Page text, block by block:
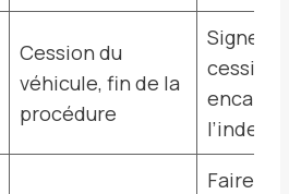
Cession du
véhicule, fin de la
procédure
Signer la
cession
Faire